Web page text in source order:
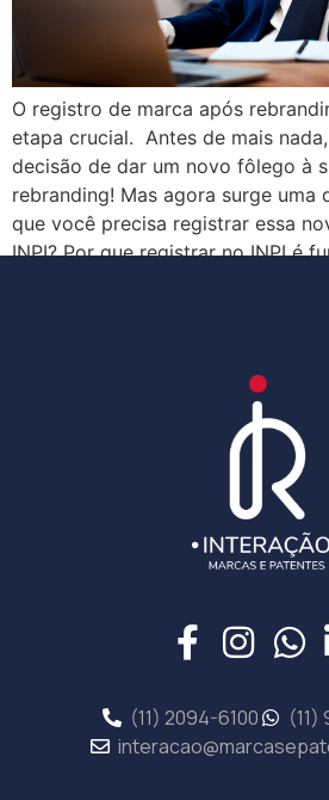
O registro de marca após
etapa crucial. Antes de mais
decisão de dar um novo fôlego à
rebranding! Mas agora surge uma
que você precisa registrar essa
INPI? Por que registrar no INPI é
(11) 2094-6100